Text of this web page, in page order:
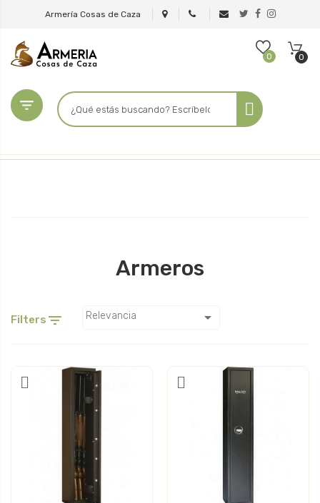
Armería Cosas de Caza
0 0

Armeros
Filters  Relevancia 